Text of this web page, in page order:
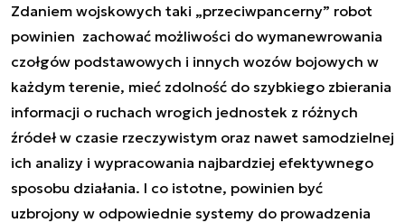
Zdaniem wojskowych taki „przeciwpancerny” robot
powinien zachować możliwości do wymanewrowania
czołgów podstawowych i innych wozów bojowych w
każdym terenie, mieć zdolność do szybkiego zbierania
informacji o ruchach wrogich jednostek z różnych
źródeł w czasie rzeczywistym oraz nawet samodzielnej
ich analizy i wypracowania najbardziej efektywnego
sposobu działania. I co istotne, powinien być
uzbrojony w odpowiednie systemy do prowadzenia